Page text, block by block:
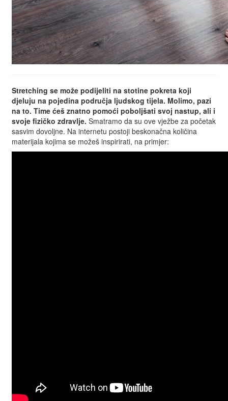
Stretching se može podijeliti na stotine pokreta koji
djeluju na pojedina područja ljudskog tijela. Molimo, pazi
na to. Time ćeš znatno pomoći poboljšati svoj nastup, ali i
svoje fizičko zdravlje. Smatramo da su ove vježbe za početak
sasvim dovoljne. Na internetu postoji beskonačna količina
materijala kojima se možeš inspirirati, na primjer: